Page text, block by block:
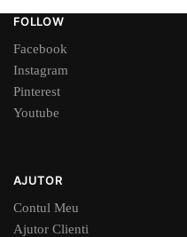
FOLLOW
Facebook
Instagram
Pinterest
Youtube
AJUTOR
Contul Meu
Ajutor Clienti